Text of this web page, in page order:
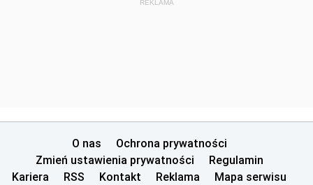
REKLAMA
O nas
Ochrona prywatności
Zmień ustawienia prywatności
Regulamin
Kariera
RSS Kontakt Reklama Mapa serwisu